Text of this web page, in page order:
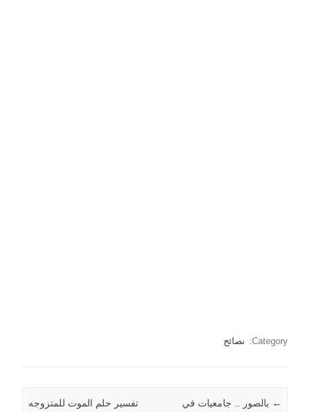
Category: نصائح
Post navigation
← بالصور .. جامعيات في
تفسير حلم الموت للمتزوجه